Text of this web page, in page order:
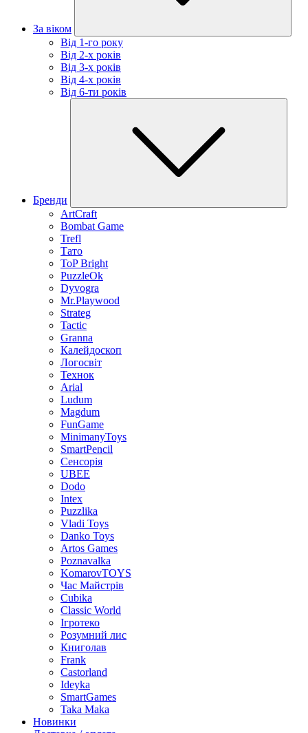
За віком
Від 1-го року
Від 2-х років
Від 3-х років
Від 4-х років
Від 6-ти років
Бренди
ArtCraft
Bombat Game
Trefl
Тато
ToP Bright
PuzzleOk
Dyvogra
Mr.Playwood
Strateg
Tactic
Granna
Калейдоскоп
Логосвіт
Технок
Arial
Ludum
Magdum
FunGame
MinimanyToys
SmartPencil
Сенсорія
UBEE
Dodo
Intex
Puzzlika
Vladi Toys
Danko Toys
Artos Games
Poznavalka
KomarovTOYS
Час Майстрів
Cubika
Classic World
Ігротеко
Розумний лис
Книголав
Frank
Castorland
Ideyka
SmartGames
Taka Maka
Новинки